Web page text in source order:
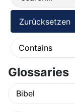
Glossaries